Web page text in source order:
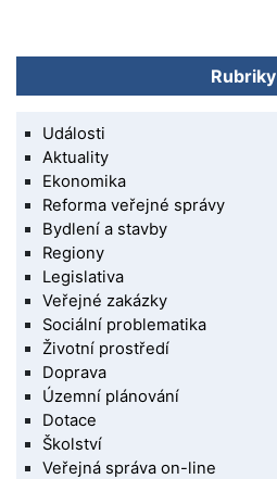
Rubriky
Události
Aktuality
Ekonomika
Reforma veřejné správy
Bydlení a stavby
Regiony
Legislativa
Veřejné zakázky
Sociální problematika
Životní prostředí
Doprava
Územní plánování
Dotace
Školství
Veřejná správa on-line